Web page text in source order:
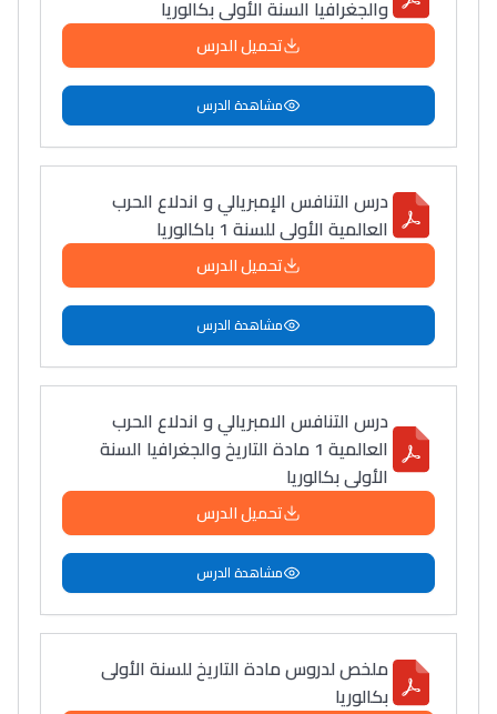
والجغرافيا السنة الأولى بكالوريا
تحميل الدرس
مشاهدة الدرس
درس التنافس الإمبريالي و اندلاع الحرب
العالمية الأولى للسنة 1 باكالوريا
تحميل الدرس
مشاهدة الدرس
درس التنافس الامبريالي و اندلاع الحرب
العالمية 1 مادة التاريخ والجغرافيا السنة
الأولى بكالوريا
تحميل الدرس
مشاهدة الدرس
ملخص لدروس مادة التاريخ للسنة الأولى
بكالوريا